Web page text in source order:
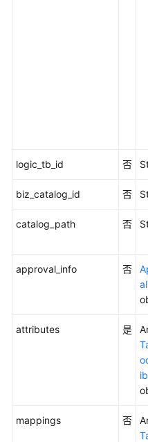
构
标
接
理
logic_tb_id 否
biz_catalog_id 否
catalog_path 否
approval_info 否
attributes 是
mappings 否